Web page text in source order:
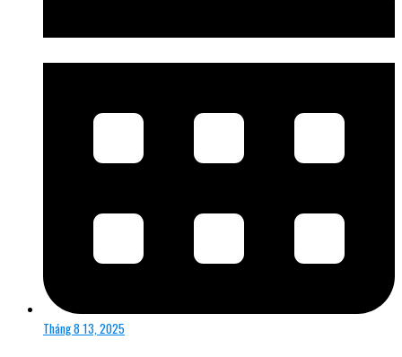
Tháng 8 13, 2025